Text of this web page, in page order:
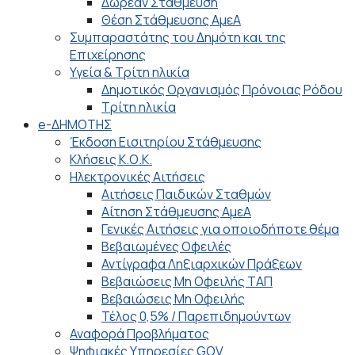
Θέση Στάθμευσης ΑμεΑ
Συμπαραστάτης του Δημότη και της
Επιχείρησης
Υγεία & Τρίτη ηλικία
Δημοτικός Οργανισμός Πρόνοιας Ρόδου
Τρίτη ηλικία
e-ΔΗΜΟΤΗΣ
Έκδοση Εισιτηρίου Στάθμευσης
Κλήσεις Κ.Ο.Κ.
Ηλεκτρονικές Αιτήσεις
Αιτήσεις Παιδικών Σταθμών
Αίτηση Στάθμευσης ΑμεΑ
Γενικές Αιτήσεις για οποιοδήποτε θέμα
Βεβαιωμένες Οφειλές
Αντίγραφα Ληξιαρχικών Πράξεων
Βεβαιώσεις Μη Οφειλής ΤΑΠ
Βεβαιώσεις Μη Οφειλής
Τέλος 0,5% / Παρεπιδημούντων
Αναφορά Προβλήματος
Ψηφιακές Υπηρεσίες GOV